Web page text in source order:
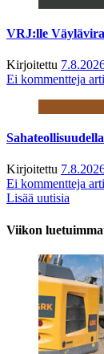
VRJ:lle
Kirjoitettu
Ei kommentteja
Kirjoitettu
Ei kommentteja
Lisää uutisia
Viikon